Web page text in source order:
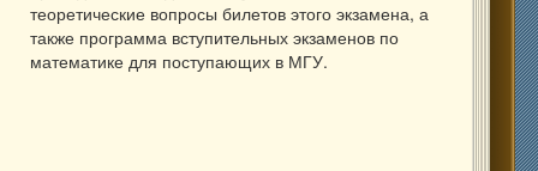
теоретические вопросы билетов этого экзамена, а
также программа вступительных экзаменов по
математике для поступающих в МГУ.